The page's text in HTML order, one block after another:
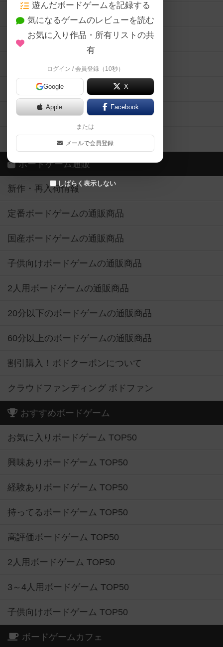
遊んだボードゲームを記録する
気になるゲームのレビューを読む
お気に入り作品・所有リストの共
有
ログイン / 会員登録（10秒）
Google X
Apple Facebook
または
メールで会員登録
しばらく表示しない
ボードゲーム会情報
メカニクス特集
掲示板・トピックス
ボドとも・会員一覧
ボードゲーム業界コラム
ボドゲーマご利用案内
ボードゲーム通販
新作・再入荷情報
定番ボードゲームの通販商品
国産ボードゲームの通販商品
子供向けボードゲームの通販商品
2人用ボードゲームの通販商品
20分以下のボードゲームの通販商品
60分以上のボードゲームの通販商品
割引購入！ボドクーポンについて
クラウドファンディング ボドファン
おすすめボードゲーム
お気に入りボードゲーム TOP50
興味ありボードゲーム TOP50
経験ありボードゲーム TOP50
持ってるボードゲーム TOP50
高評価ボードゲーム TOP50
2人用ボードゲーム TOP50
3～4人用ボードゲーム TOP50
子供向けボードゲーム TOP50
ボードゲームカフェ